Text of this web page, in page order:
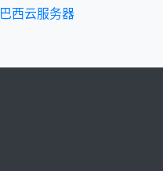
巴西云服务器